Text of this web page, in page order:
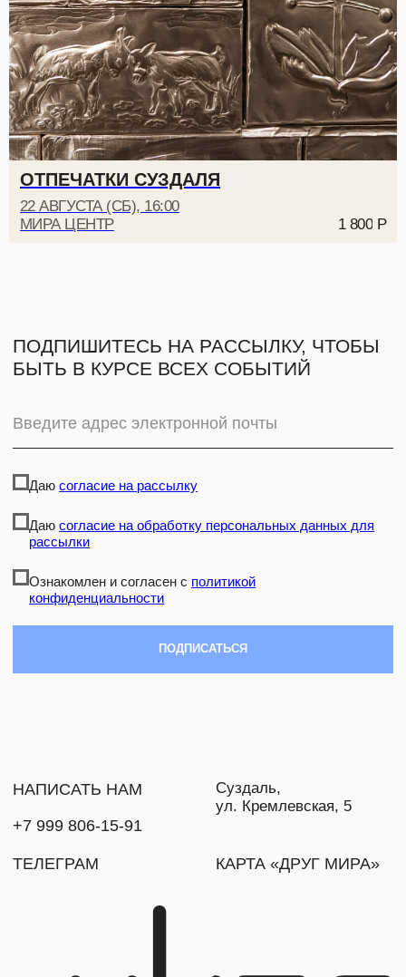
ОТПЕЧАТКИ СУЗДАЛЯ
22 АВГУСТА (СБ), 16:00
МИРА ЦЕНТР
1 800 Р